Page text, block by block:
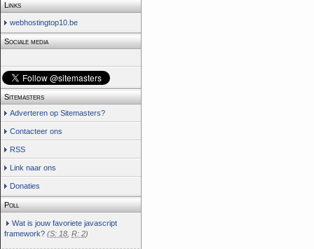
Links
webhostingtop10.be
Sociale media
Sitemasters
Adverteren op Sitemasters?
Contacteer ons
RSS
Link naar ons
Donaties
Poll
Wat is jouw favoriete javascript
framework? (S: 18 R: 2)